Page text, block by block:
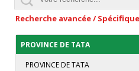
Recherche avancée / Spécifique
PROVINCE DE TATA
PROVINCE DE TATA